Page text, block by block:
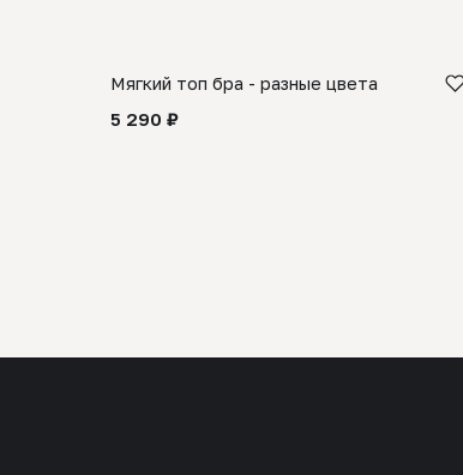
Мягкий топ бра - разные цвета
5 290 ₽